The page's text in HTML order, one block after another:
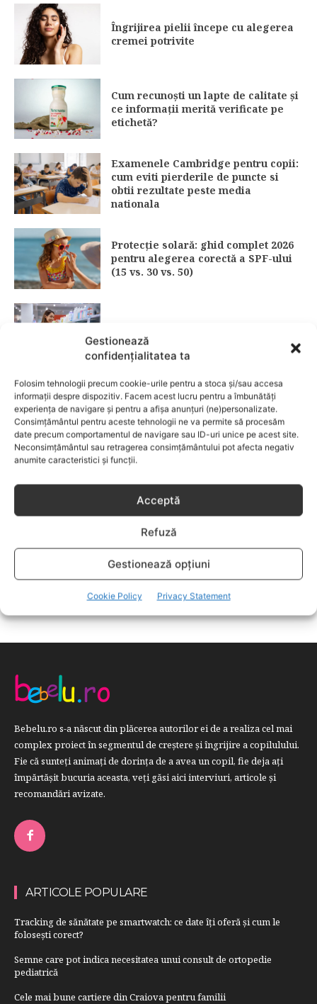
Gestionează
confidențialitatea ta
Folosim tehnologii precum cookie-urile pentru a stoca și/sau accesa
informații despre dispozitiv. Facem acest lucru pentru a îmbunătăți
experiența de navigare și pentru a afișa anunțuri (ne)personalizate.
Consimțământul pentru aceste tehnologii ne va permite să procesăm
date precum comportamentul de navigare sau ID-uri unice pe acest site.
Neconsimțământul sau retragerea consimțământului pot afecta negativ
anumite caracteristici și funcții.
Acceptă
Refuză
Gestionează opțiuni
Cookie Policy Privacy Statement
Îngrijirea pielii începe cu alegerea
cremei potrivite
Cum recunoști un lapte de calitate și
ce informații merită verificate pe
etichetă?
Examenele Cambridge pentru copii:
cum eviti pierderile de puncte si
obtii rezultate peste media
nationala
Protecție solară: ghid complet 2026
pentru alegerea corectă a SPF-ului
(15 vs. 30 vs. 50)
șamponul perfect pentru copilul tău
EVENIMENTE
LIFESTYLE
714
COPII
634
FAMILIA
COMUNICAT
521
DEZVOLTAREA COPILULUI
379
Bebelu.ro s-a născut din plăcerea autorilor ei de a realiza cel mai
complex proiect în segmentul de creştere şi îngrijire a copilulului.
Fie că sunteţi animaţi de dorinţa de a avea un copil, fie deja aţi
împărtăşit bucuria aceasta, veți găsi aici interviuri, articole şi
recomandări avizate.
ARTICOLE POPULARE
Tracking de sănătate pe smartwatch: ce date îți oferă și cum le
folosești corect?
Semne care pot indica necesitatea unui consult de ortopedie
pediatrică
Cele mai bune cartiere din Craiova pentru familii